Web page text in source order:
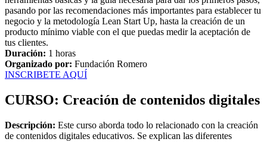
pasando por las recomendaciones más importantes para establecer tu
negocio y la metodología Lean Start Up, hasta la creación de un
producto mínimo viable con el que puedas medir la aceptación de
tus clientes.
Duración: 1 horas
Organizado por: Fundación Romero
INSCRIBETE AQUÍ
CURSO: Creación de contenidos digitales
Descripción: Este curso aborda todo lo relacionado con la creación
de contenidos digitales educativos. Se explican las diferentes